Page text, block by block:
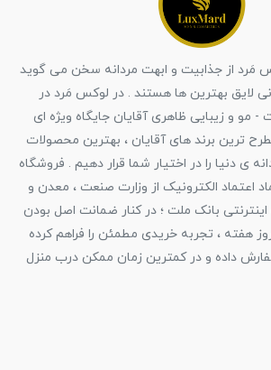
مَرد از جذابیت و ابهت مردانه سخن می گوید
لایق بهترین ها هستند . در لوکس مَرد در
و زیبایی ظاهری آقایان جایگاه ویژه ای
ترین برند های آقایان ، بهترین محصولات
ی دنیا را در اختیار شما قرار دهیم . فروشگاه
اعتماد الکترونیک از وزارت صنعت ، معدن و
بانک ملت ؛ در کنار ضمانت اصل بودن
هفته ، تجربه خریدی مطمئن را فراهم کرده
داده و در کمترین زمان ممکن درب منزل